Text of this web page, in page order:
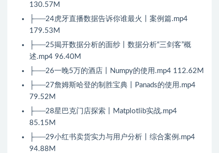
130.57M
├──24虎牙直播数据告诉你谁最火丨案例篇.mp4
179.53M
├──25揭开数据分析的面纱丨数据分析“三剑客”概
述.mp4 96.40M
├──26一晚5万的酒店丨Numpy的使用.mp4 112.62M
├──27詹姆斯哈登的制胜宝典丨Panads的使用.mp4
79.52M
├──28星巴克门店探索丨Matplotlib实战.mp4
85.15M
├──29小红书卖货实力与用户分析丨综合案例.mp4
94.88M